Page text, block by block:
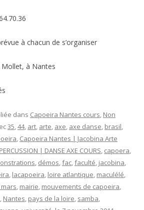
à chacun de s’organiser
Mollet, à Nantes
dans Capoeira Nantes cours, Non
35,44, art, arte, axe, axe danse, brasil,
, Capoeira Nantes | Jacobina Arte
| DANSE AXE COURS, capoera,
, démos,fac,faculté, jacobina,
, lacapoeira, loire atlantique, maculélé,
, mairie, mouvements de capoeira,
, Nantes, pays de la loire, samba,